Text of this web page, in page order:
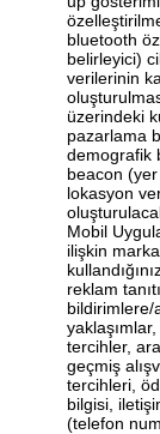
bluetooth
belirleyici)
verilerinin
üzerindeki
pazarlama
demografik
beacon (yer
lokasyon
Mobil
ilişkin
reklam
bildirimlere/
tercihler,
geçmiş
tercihleri,
bilgisi,
(telefon